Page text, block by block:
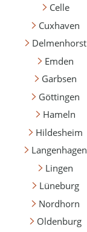
Celle
Cuxhaven
Delmenhorst
Emden
Garbsen
Göttingen
Hameln
Hildesheim
Langenhagen
Lingen
Lüneburg
Nordhorn
Oldenburg